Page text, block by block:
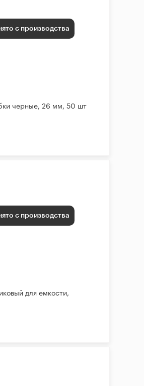
с производства
черные, 26 мм, 50 шт
с производства
для емкости,